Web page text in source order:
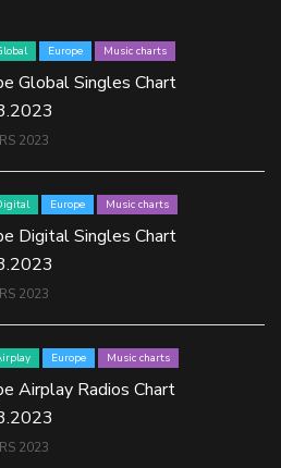
Europe Music charts
Global Singles Chart
2023
Europe Music charts
Digital Singles Chart
2023
Europe Music charts
Airplay Radios Chart
2023